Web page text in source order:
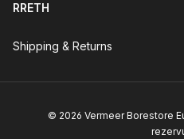
RRETH
Shipping & Returns
© 2026 Vermeer Borestore